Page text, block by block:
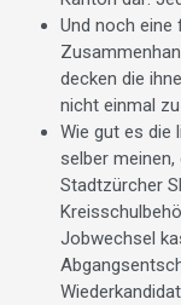
Und noch eine
decken die
nicht einmal zu
Wie gut es die
selber
Stadtzürcher
Jobwechsel